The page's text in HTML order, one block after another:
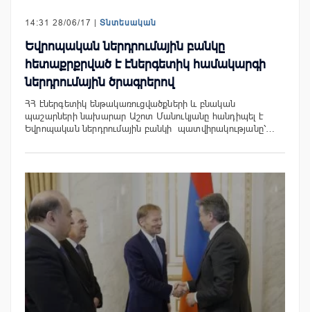
14:31 28/06/17 | Տնտեսական
Եվրոպական ներդրումային բանկը
հետաքրքրված է էներգետիկ համակարգի
ներդրումային ծրագրերով
ՀՀ էներգետիկ ենթակառուցվածքների և բնական
պաշարների նախարար Աշոտ Մանուկյանը հանդիպել է
Եվրոպական ներդրումային բանկի պատվիրակությանը՝…